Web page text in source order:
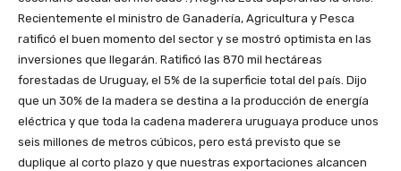
Recientemente el ministro de Ganadería, Agricultura y Pesca
ratificó el buen momento del sector y se mostró optimista en las
inversiones que llegarán. Ratificó las 870 mil hectáreas
forestadas de Uruguay, el 5% de la superficie total del país. Dijo
que un 30% de la madera se destina a la producción de energía
eléctrica y que toda la cadena maderera uruguaya produce unos
seis millones de metros cúbicos, pero está previsto que se
duplique al corto plazo y que nuestras exportaciones alcancen